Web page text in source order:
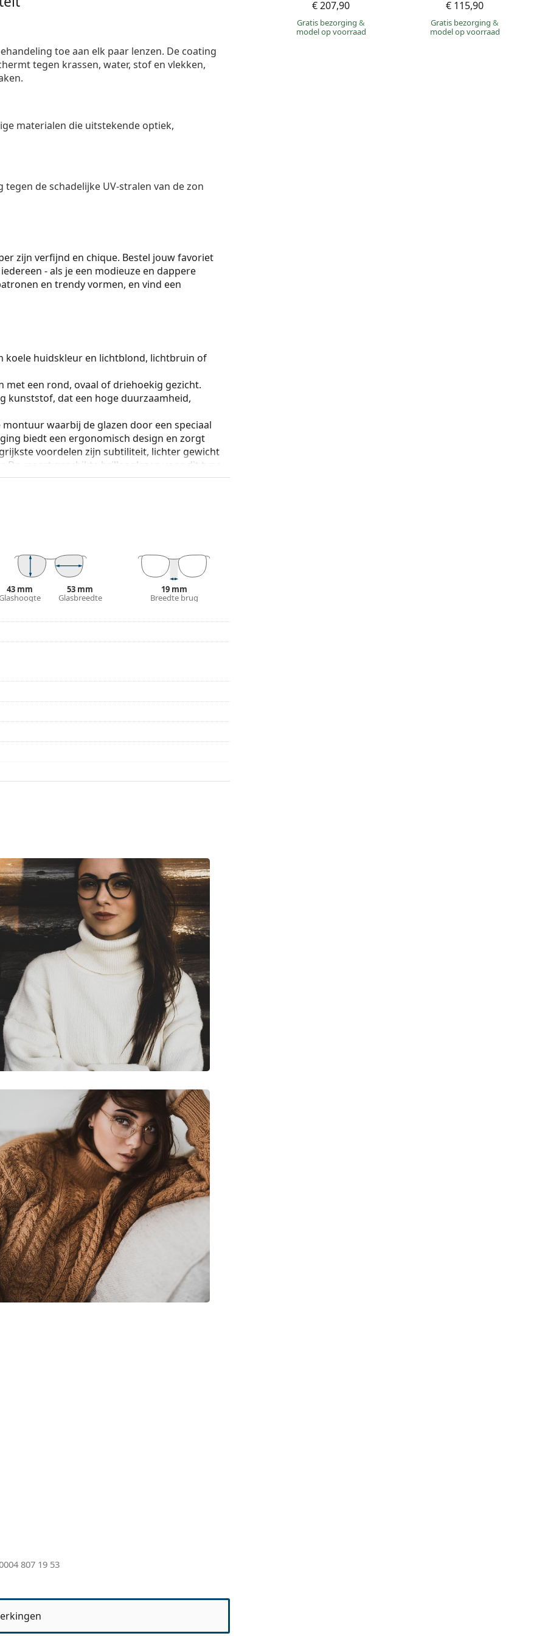
€ 207,90
Gratis bezorging&
model op voorraad
€ 115,90
Gratis bezorging&
model op voorraad
toe aan elk paar lenzen. De coating
tegen krassen, water, stof en vlekken,
materialen die uitstekende optiek,
de schadelijke UV-stralen van de zon
zijn verfijnd en chique. Bestel jouw favoriet
- als je een modieuze en dappere
en trendy vormen, en vind een
koele huidskleur en lichtblond, lichtbruin of
een rond, ovaal of driehoekig gezicht.
kunststof, dat een hoge duurzaamheid,
waarbij de glazen door een speciaal
biedt een ergonomisch design en zorgt
voordelen zijn subtiliteit, lichter gewicht
De meest geschikte brillenglazen voor dit type
brillenglazen met een index van meer dan
de koker en het ontwerp kunnen variëren.
verzorgen van zonnebrillen. Sommige
van een doekje.
of Bekijk onzebrillengids
als je hulp nodig hebt
43 mm 53 mm
Glasbreedte
19 mm
Breedte brug
807 19 53